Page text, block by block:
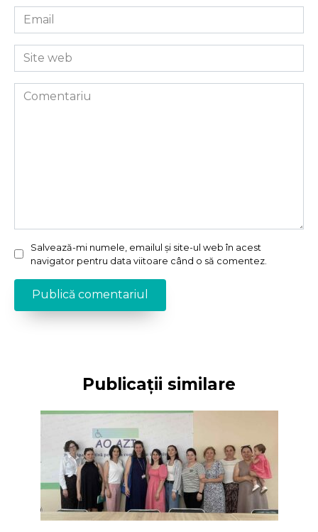
Email
*
Site
web
Comentariu
Salvează-mi numele, emailul și site-ul web în acest
navigator pentru data viitoare când o să comentez.
Publicații similare